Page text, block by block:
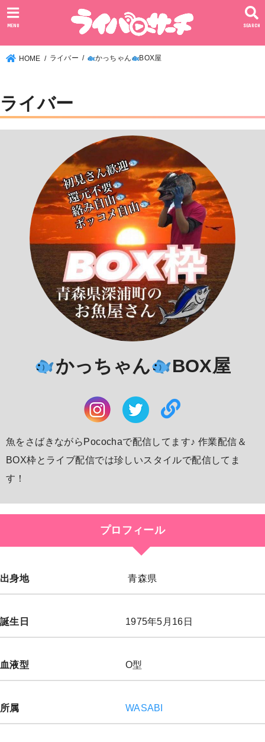
SEARCH
MENU
HOME ライバー かっちゃん BOX屋
ライバー
かっちゃん BOX屋
魚をさばきながらPocochaで配信してます♪ 作業配信＆
BOX枠とライブ配信では珍しいスタイルで配信してま
す！
プロフィール
出身地 青森県
誕生日 1975年5月16日
血液型 O型
所属 WASABI